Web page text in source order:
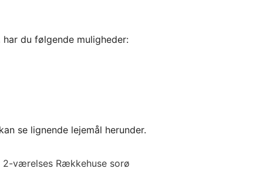
du følgende muligheder:
se lignende lejemål herunder.
2-værelses Rækkehuse sorø